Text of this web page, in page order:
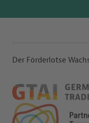
Der Förderlotse